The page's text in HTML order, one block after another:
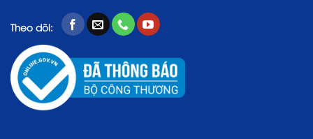
Theo dõi: